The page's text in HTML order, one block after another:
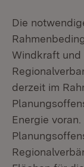
Die
Windkraft
derzeit im
Energie